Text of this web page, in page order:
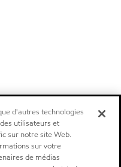
d'autres technologies
utilisateurs et
sur notre site Web.
sur votre
de médias